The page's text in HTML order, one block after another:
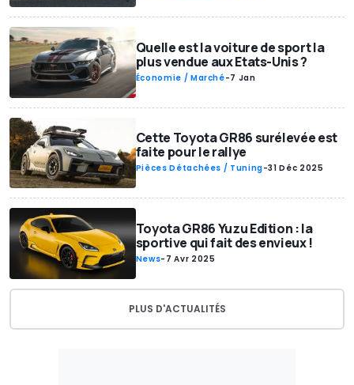
Quelle est la voiture de sport la
plus vendue aux Etats-Unis ?
Économie / Marché-7 Jan
Cette Toyota GR86 surélevée est
faite pour le rallye
Pièces Détachées / Tuning-31 Déc 2025
Toyota GR86 Yuzu Edition : la
sportive qui fait des envieux !
News- 7 Avr 2025
PLUS D'ACTUALITÉS